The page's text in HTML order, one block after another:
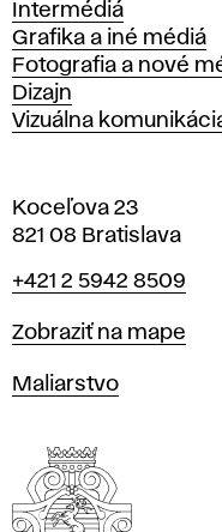
Intermédiá
Grafika a iné médiá
Fotografia a nové
Dizajn
Vizuálna
Koceľova 23
821 08 Bratislava
Telefón
+421 2 5942 8509
Mapa
Zobraziť na mape
Katedry
Maliarstvo